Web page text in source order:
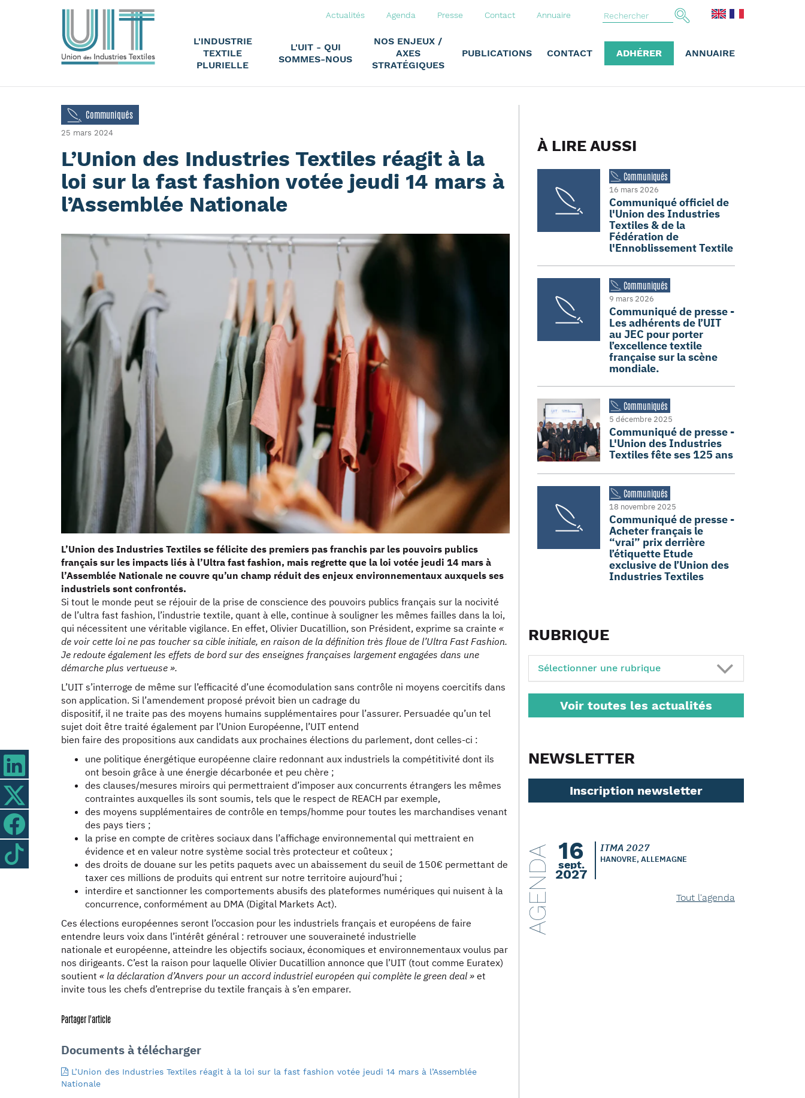
Actualités Agenda Presse Contact Annuaire
L'INDUSTRIE
TEXTILE
PLURIELLE
L'UIT - QUI
SOMMES-NOUS
NOS ENJEUX /
AXES
STRATÉGIQUES
PUBLICATIONS CONTACT ADHÉRER ANNUAIRE
Communiqués
25 mars 2024
L’Union des Industries Textiles réagit à la
loi sur la fast fashion votée jeudi 14 mars à
l’Assemblée Nationale
L’Union des Industries Textiles se félicite des premiers pas franchis par les pouvoirs publics
français sur les impacts liés à l’Ultra fast fashion, mais regrette que la loi votée jeudi 14 mars à
l’Assemblée Nationale ne couvre qu’un champ réduit des enjeux environnementaux auxquels ses
industriels sont confrontés.
Si tout le monde peut se réjouir de la prise de conscience des pouvoirs publics français sur la nocivité
de l’ultra fast fashion, l’industrie textile, quant à elle, continue à souligner les mêmes failles dans la loi,
qui nécessitent une véritable vigilance. En effet, Olivier Ducatillion, son Président, exprime sa crainte «
de voir cette loi ne pas toucher sa cible initiale, en raison de la définition très floue de l’Ultra Fast Fashion.
Je redoute également les effets de bord sur des enseignes françaises largement engagées dans une
démarche plus vertueuse ».
L’UIT s’interroge de même sur l’efficacité d’une écomodulation sans contrôle ni moyens coercitifs dans
son application. Si l’amendement proposé prévoit bien un cadrage du
dispositif, il ne traite pas des moyens humains supplémentaires pour l’assurer. Persuadée qu’un tel
sujet doit être traité également par l’Union Européenne, l’UIT entend
bien faire des propositions aux candidats aux prochaines élections du parlement, dont celles-ci :
une politique énergétique européenne claire redonnant aux industriels la compétitivité dont ils
ont besoin grâce à une énergie décarbonée et peu chère ;
des clauses/mesures miroirs qui permettraient d’imposer aux concurrents étrangers les mêmes
contraintes auxquelles ils sont soumis, tels que le respect de REACH par exemple,
des moyens supplémentaires de contrôle en temps/homme pour toutes les marchandises venant
des pays tiers ;
la prise en compte de critères sociaux dans l’affichage environnemental qui mettraient en
évidence et en valeur notre système social très protecteur et coûteux ;
des droits de douane sur les petits paquets avec un abaissement du seuil de 150€ permettant de
taxer ces millions de produits qui entrent sur notre territoire aujourd’hui ;
interdire et sanctionner les comportements abusifs des plateformes numériques qui nuisent à la
concurrence, conformément au DMA (Digital Markets Act).
Ces élections européennes seront l’occasion pour les industriels français et européens de faire
entendre leurs voix dans l’intérêt général : retrouver une souveraineté industrielle
nationale et européenne, atteindre les objectifs sociaux, économiques et environnementaux voulus par
nos dirigeants. C’est la raison pour laquelle Olivier Ducatillion annonce que l’UIT (tout comme Euratex)
soutient « la déclaration d’Anvers pour un accord industriel européen qui complète le green deal » et
invite tous les chefs d’entreprise du textile français à s’en emparer.
Partager l'article
Documents à télécharger
L’Union des Industries Textiles réagit à la loi sur la fast fashion votée jeudi 14 mars à l’Assemblée
Nationale
À LIRE AUSSI
Communiqués
16 mars 2026
Communiqué officiel de
l'Union des Industries
Textiles & de la
Fédération de
l'Ennoblissement Textile
Communiqués
9 mars 2026
Communiqué de presse -
Les adhérents de l’UIT
au JEC pour porter
l’excellence textile
française sur la scène
mondiale.
Communiqués
5 décembre 2025
Communiqué de presse -
L'Union des Industries
Textiles fête ses 125 ans
Communiqués
18 novembre 2025
Communiqué de presse -
Acheter français le
“vrai” prix derrière
l’étiquette Etude
exclusive de l’Union des
Industries Textiles
RUBRIQUE
Sélectionner une rubrique
Voir toutes les actualités
NEWSLETTER
Inscription newsletter
AGENDA 16
sept.
2027
ITMA 2027
HANOVRE, ALLEMAGNE
Tout l'agenda